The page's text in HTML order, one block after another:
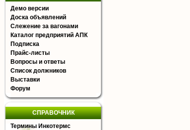
Демо версии
Доска объявлений
Слежение за вагонами
Каталог предприятий АПК
Подписка
Прайс-листы
Вопросы и ответы
Список должников
Выставки
Форум
СПРАВОЧНИК
Термины Инкотермс